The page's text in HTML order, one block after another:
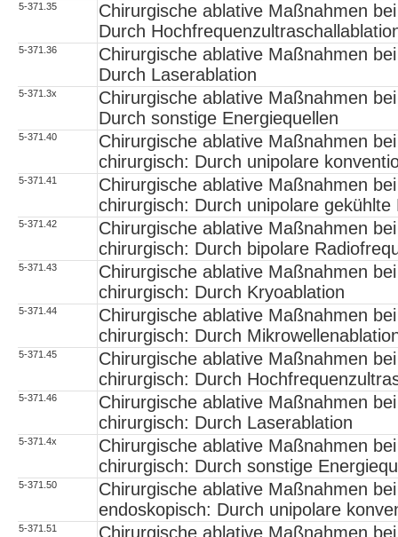
5-371.35
Chirurgische ablative Maßnahmen
Durch
5-371.36
Chirurgische ablative Maßnahmen
Durch Laserablation
5-371.3x
Chirurgische ablative Maßnahmen
Durch sonstige Energiequellen
5-371.40
Chirurgische ablative Maßnahmen
chirurgisch: Durch unipolare
5-371.41
Chirurgische ablative Maßnahmen
chirurgisch: Durch unipolare gekühlte
5-371.42
Chirurgische ablative Maßnahmen
chirurgisch: Durch bipolare
5-371.43
Chirurgische ablative Maßnahmen
chirurgisch: Durch Kryoablation
5-371.44
Chirurgische ablative Maßnahmen
chirurgisch: Durch
5-371.45
Chirurgische ablative Maßnahmen
chirurgisch: Durch
5-371.46
Chirurgische ablative Maßnahmen
chirurgisch: Durch Laserablation
5-371.4x
Chirurgische ablative Maßnahmen
chirurgisch: Durch sonstige
5-371.50
Chirurgische ablative Maßnahmen
endoskopisch: Durch unipolare
5-371.51
Chirurgische ablative Maßnahmen